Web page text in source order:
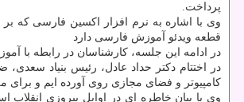
پرداخت.
قطعه ویدئو آموزش فارسی دارد
در ادامه این جلسه، كارشناسان در رابطه با
در اختتام دكتر حداد عادل، رئیس بنیاد
كامپیوتر و فضای مجازی روی آورده ایم و